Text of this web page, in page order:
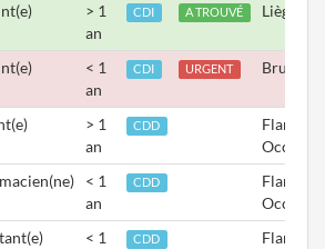
> 1
an
CDI A TROUVÉ Liège
< 1
an
CDI URGENT Bruxelles
> 1
an
CDD
Flandre
< 1
an
CDD
Flandre
< 1
CDD
Flandre